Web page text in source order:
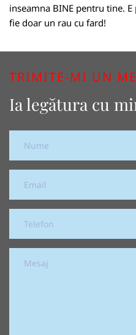
inseamna BINE pentru tine.
fie doar un rau cu fard!
TRIMITE-MI UN
Ia legătura cu